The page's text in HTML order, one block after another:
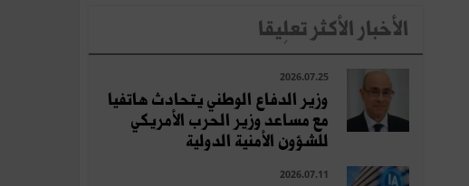
الأخبار الأكثر تعلِيقا
2026.07.25
وزير الدفاع الوطني يتحادث هاتفيا
مع مساعد وزير الحرب الأمريكي
للشؤون الأمنية الدولية
2026.07.11